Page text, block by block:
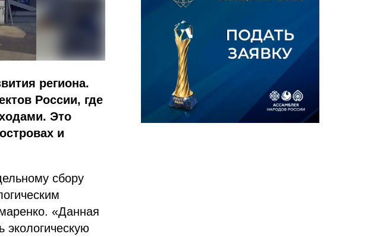
региона.
России, где
Это
и
сбору
«Данная
экологическую